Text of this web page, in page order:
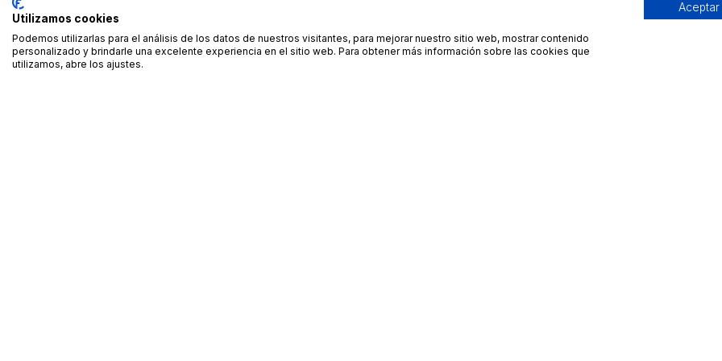
Utilizamos cookies
Podemos utilizarlas para el análisis de los datos de nuestros visitantes, para mejorar nuestro sitio web, mostrar contenido
personalizado y brindarle una excelente experiencia en el sitio web. Para obtener más información sobre las cookies que
utilizamos, abre los ajustes.